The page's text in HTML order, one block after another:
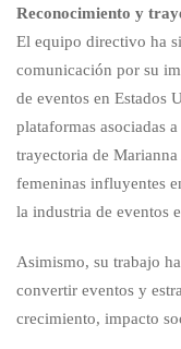
Reconocimiento y
El equipo directivo ha
comunicación por su
de eventos en Estados
plataformas asociadas
trayectoria de
femeninas influyentes
la industria de eventos
Asimismo, su trabajo
convertir eventos y
crecimiento, impacto